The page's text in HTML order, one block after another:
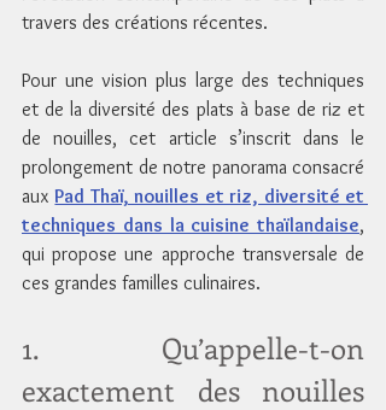
travers des créations récentes.
Pour une vision plus large des techniques
et de la diversité des plats à base de riz et
de nouilles, cet article s’inscrit dans le
prolongement de notre panorama consacré
aux Pad Thaï, nouilles et riz, diversité et
techniques dans la cuisine thaïlandaise,
qui propose une approche transversale de
ces grandes familles culinaires.
1. Qu’appelle-t-on
exactement des nouilles